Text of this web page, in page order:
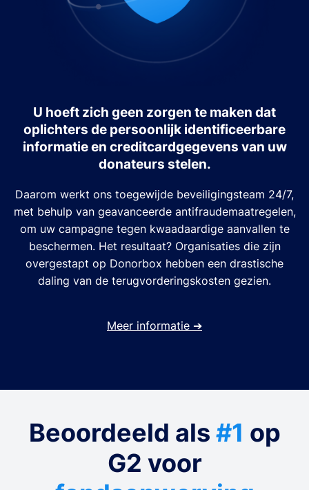
U hoeft zich geen zorgen te maken dat
oplichters de persoonlijk identificeerbare
informatie en creditcardgegevens van uw
donateurs stelen.
Daarom werkt ons toegewijde beveiligingsteam 24/7,
met behulp van geavanceerde antifraudemaatregelen,
om uw campagne tegen kwaadaardige aanvallen te
beschermen. Het resultaat? Organisaties die zijn
overgestapt op Donorbox hebben een drastische
daling van de terugvorderingskosten gezien.
Meer informatie ➔
Beoordeeld als #1 op
G2 voor